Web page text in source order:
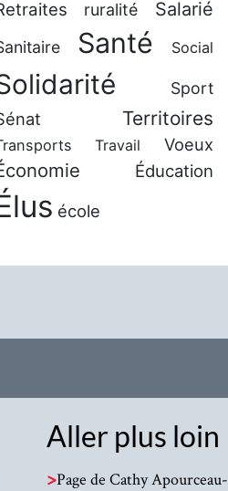
ruralité Salarié
Santé Social
Sport
Territoires
Travail Voeux
Éducation
école
Aller plus loin
>Page de Cathy Apourceau-